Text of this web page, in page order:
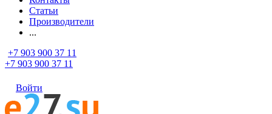
Статьи
Производители
...
+7 903 900 37 11
+7 903 900 37 11
Войти